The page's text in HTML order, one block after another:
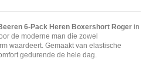
6-Pack Heren Boxershort Roger in
de moderne man die zowel
waardeert. Gemaakt van elastische
gedurende de hele dag.